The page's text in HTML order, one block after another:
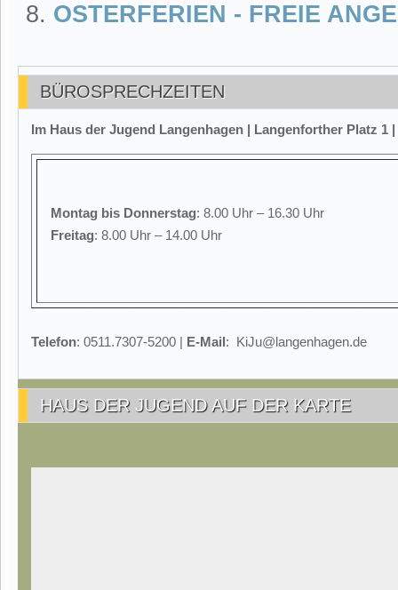
OSTERFERIEN - FREIE
BÜROSPRECHZEITEN
Im Haus der Jugend Langenhagen | Langenforther Platz 1
Montag bis Donnerstag: 8.00 Uhr – 16.30 Uhr
Freitag: 8.00 Uhr – 14.00 Uhr
Telefon: 0511.7307-5200 | E-Mail: KiJu@langenhagen.de
HAUS DER JUGEND AUF DER KARTE